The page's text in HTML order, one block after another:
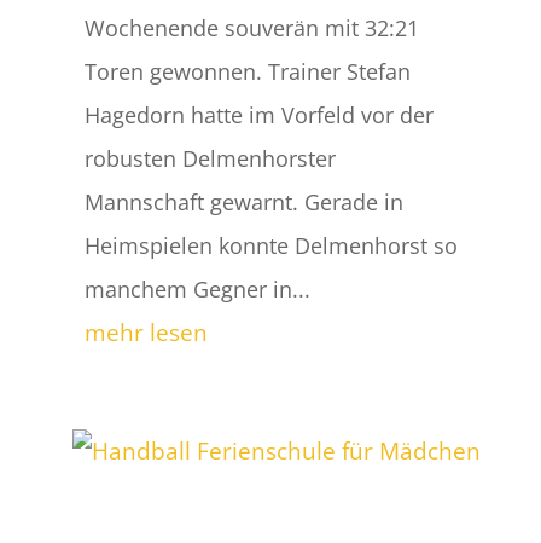
Wochenende souverän mit 32:21
Toren gewonnen. Trainer Stefan
Hagedorn hatte im Vorfeld vor der
robusten Delmenhorster
Mannschaft gewarnt. Gerade in
Heimspielen konnte Delmenhorst so
manchem Gegner in...
mehr lesen